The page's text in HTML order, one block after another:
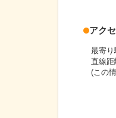
アク
最寄り
直線距
(この